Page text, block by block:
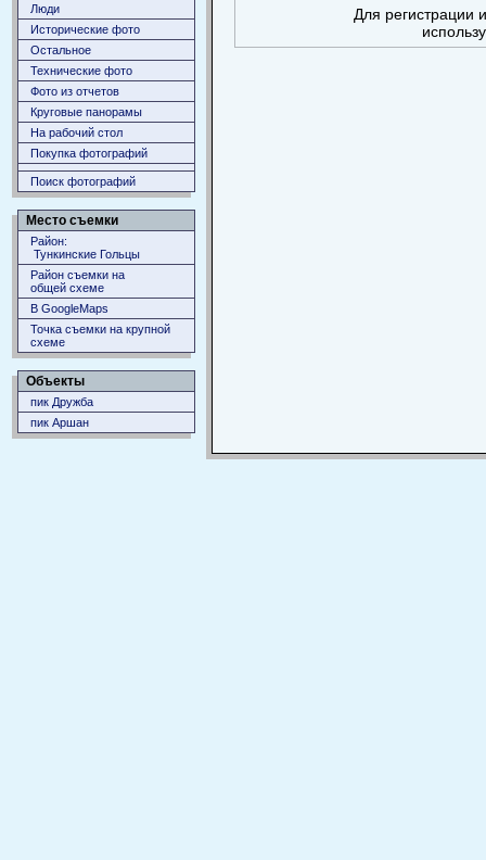
Люди
Исторические фото
Остальное
Технические фото
Фото из отчетов
Круговые панорамы
На рабочий стол
Покупка фотографий
Поиск фотографий
Место съемки
Район:
Тункинские Гольцы
Район съемки на
общей схеме
В GoogleMaps
Точка съемки на крупной
схеме
Объекты
пик Дружба
пик Аршан
Для регистрации